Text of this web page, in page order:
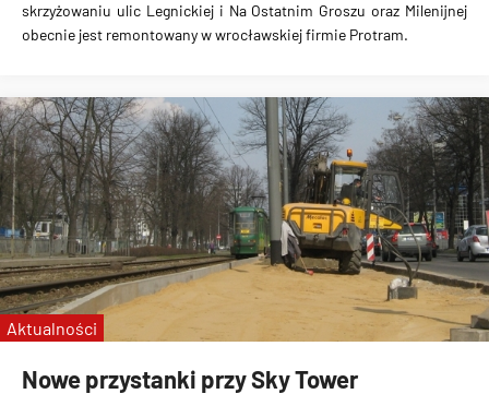
skrzyżowaniu ulic Legnickiej i Na Ostatnim Groszu oraz Milenijnej
obecnie jest remontowany w wrocławskiej firmie Protram.
Nowe przystanki przy Sky Tower
Aktualności